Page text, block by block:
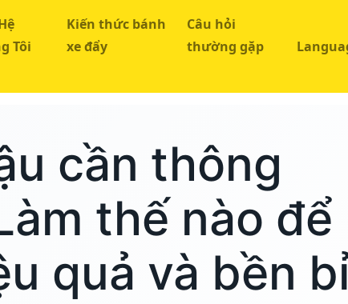
Tôi
Kiến thức bánh
xe đẩy
Câu hỏi
thường gặp
cần thông
thế nào để
quả và bền